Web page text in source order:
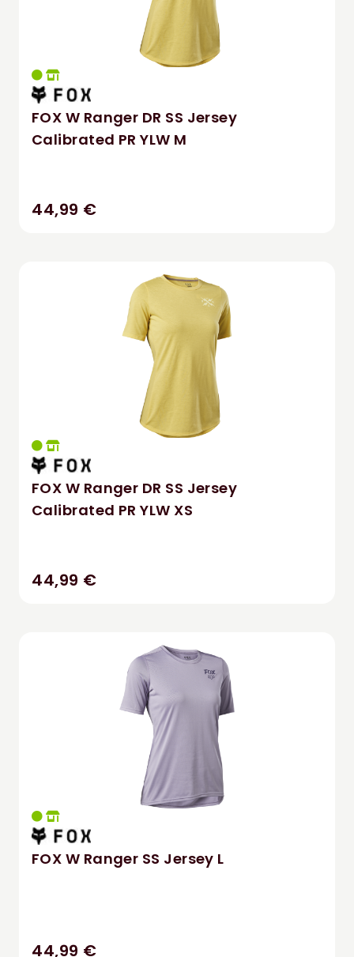
FOX W Ranger DR SS Jersey
Calibrated PR YLW M
44,99 €
FOX W Ranger DR SS Jersey
Calibrated PR YLW XS
44,99 €
FOX W Ranger SS Jersey L
44,99 €